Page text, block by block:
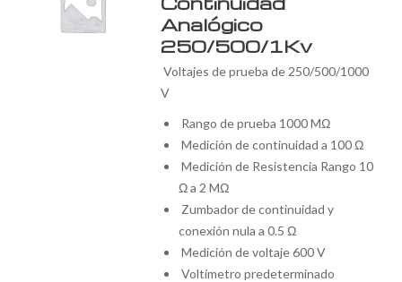
Analógico
250/500/1Kv
Voltajes de prueba de 250/500/1000
V
Rango de prueba 1000 MΩ
Medición de continuidad a 100 Ω
Medición de Resistencia Rango 10
Ω a 2 MΩ
Zumbador de continuidad y
conexión nula a 0.5 Ω
Medición de voltaje 600 V
Voltímetro predeterminado